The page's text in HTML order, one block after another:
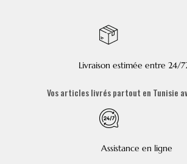
Livraison estimée entre 24/
Vos articles livrés partout en Tunisie
Assistance en ligne